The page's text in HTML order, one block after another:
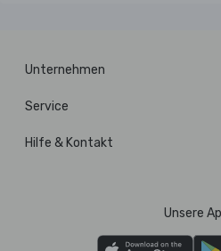
Unternehmen
Service
Hilfe & Kontakt
Unsere